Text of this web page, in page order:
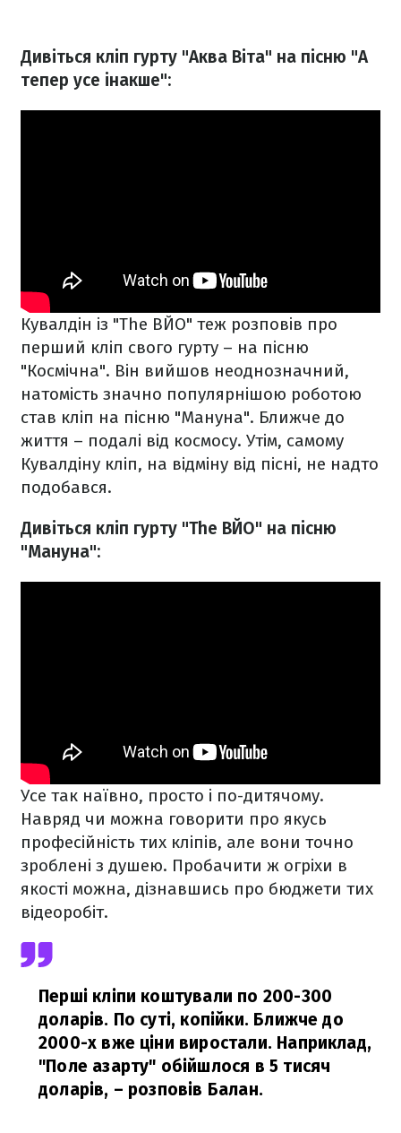
Дивіться кліп гурту "Аква Віта" на пісню "А
тепер усе інакше":
Кувалдін із "The ВЙО" теж розповів про
перший кліп свого гурту – на пісню
"Космічна". Він вийшов неоднозначний,
натомість значно популярнішою роботою
став кліп на пісню "Мануна". Ближче до
життя – подалі від космосу. Утім, самому
Кувалдіну кліп, на відміну від пісні, не надто
подобався.
Дивіться кліп гурту "The ВЙО" на пісню
"Мануна":
Усе так наївно, просто і по-дитячому.
Навряд чи можна говорити про якусь
професійність тих кліпів, але вони точно
зроблені з душею. Пробачити ж огріхи в
якості можна, дізнавшись про бюджети тих
відеоробіт.
Перші кліпи коштували по 200-300
доларів. По суті, копійки. Ближче до
2000-х вже ціни виростали. Наприклад,
"Поле азарту" обійшлося в 5 тисяч
доларів, – розповів Балан.